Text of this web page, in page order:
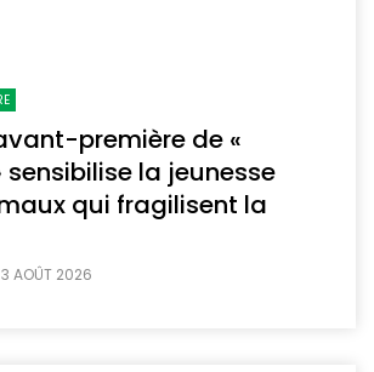
première de «
sensibilise la jeunesse
qui fragilisent la
3 AOÛT 2026